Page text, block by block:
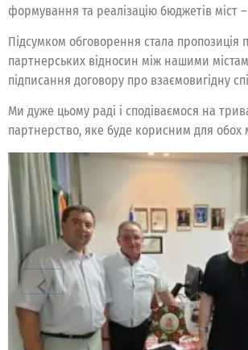
формування та реалізацію бюджетів міст
Підсумком обговорення стала пропозиція
партнерських відносин між нашими
підписання договору про взаємовигідну
Ми дуже цьому раді і сподіваємося на
партнерство, яке буде корисним для обох